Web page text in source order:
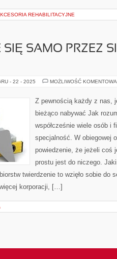
REHABILITACYJNE
SIĘ SAMO PRZEZ
- 22 - 2025 MOŻLIWOŚĆ
Z pewnością każdy z nas,
bieżąco nabywać Jak
współcześnie wiele osób i
specjalność. W obiegowej
powiedzenie, że jeżeli coś
prostu jest do niczego.
twierdzenie to wzięło sobie do
korporacji, […]